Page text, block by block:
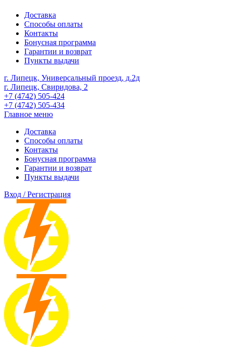
Доставка
Способы оплаты
Контакты
Бонусная программа
Гарантии и возврат
Пункты выдачи
г. Липецк, Универсальный проезд, д.2д
г. Липецк, Свиридова, 2
+7 (4742) 505-424
+7 (4742) 505-434
Главное меню
Доставка
Способы оплаты
Контакты
Бонусная программа
Гарантии и возврат
Пункты выдачи
Вход / Регистрация